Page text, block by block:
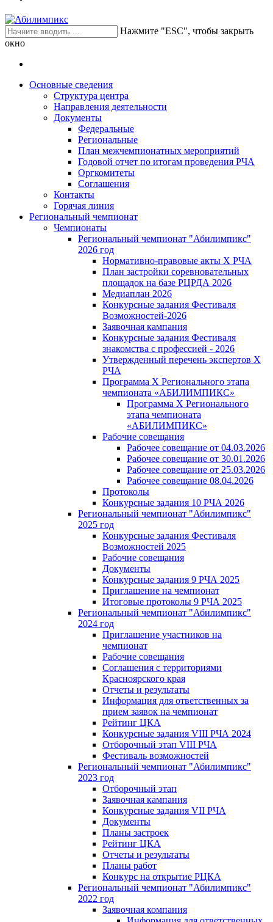
Нажмите "ESC", чтобы закрыть
окно
Основные сведения
Структура центра
Направления деятельности
Документы
Федеральные
Региональные
План межчемпионатных мероприятий
Годовой отчет по итогам проведения РЧА
Оргкомитеты
Соглашения
Контакты
Горячая линия
Региональный чемпионат
Чемпионаты
Региональный чемпионат "Абилимпикс"
2026 год
Нормативно-правовые акты Х РЧА
План застройки соревновательных
площадок на базе РЦРДА 2026
Медиаплан 2026
Конкурсные задания Фестиваля
Возможностей-2026
Заявочная кампания
Конкурсные задания Фестиваля
знакомства с профессией - 2026
Утвержденный перечень экспертов X
РЧА
Программа X Регионального этапа
чемпионата «АБИЛИМПИКС»
Программа X Регионального
этапа чемпионата
«АБИЛИМПИКС»
Рабочие совещания
Рабочее совещание от 04.03.2026
Рабочее совещание от 30.01.2026
Рабочее совещание от 25.03.2026
Рабочее совещание 08.04.2026
Протоколы
Конкурсные задания 10 РЧА 2026
Региональный чемпионат "Абилимпикс"
2025 год
Конкурсные задания Фестиваля
Возможностей 2025
Рабочие совещания
Документы
Конкурсные задания 9 РЧА 2025
Приглашение на чемпионат
Итоговые протоколы 9 РЧА 2025
Региональный чемпионат "Абилимпикс"
2024 год
Приглашение участников на
чемпионат
Рабочие совещания
Соглашения с территориями
Красноярского края
Отчеты и результаты
Информация для ответственных за
прием заявок на чемпионат
Рейтинг ЦКА
Конкурсные задания VIII РЧА 2024
Отборочный этап VIII РЧА
Фестиваль возможностей
Региональный чемпионат "Абилимпикс"
2023 год
Отборочный этап
Заявочная кампания
Конкурсные задания VII РЧА
Документы
Планы застроек
Рейтинг ЦКА
Отчеты и результаты
Планы работ
Конкурс на открытие РЦКА
Региональный чемпионат "Абилимпикс"
2022 год
Заявочная компания